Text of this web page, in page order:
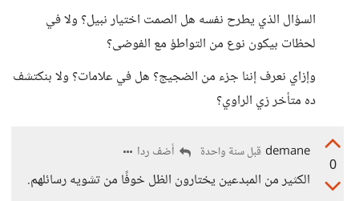
السؤال الذي يطرح نفسه هل الصمت اختيار نبيل؟ ولا في
لحظات بيكون نوع من التواطؤ مع الفوضى؟
وإزاي نعرف إننا جزء من الضجيج؟ هل في علامات؟ ولا بنكتشف
ده متأخر زي الراوي؟
0
demane قبل سنة واحدة أضف ردا
الكثير من المبدعين يختارون الظل خوفًا من تشويه رسائلهم.